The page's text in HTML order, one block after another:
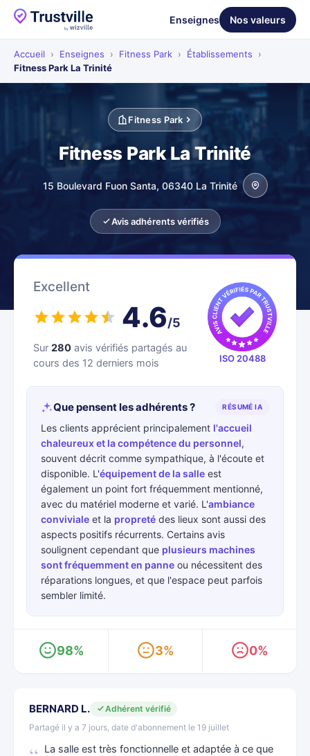
Enseignes Nos valeurs
Accueil › Enseignes › Fitness Park › Établissements
›
Fitness Park La Trinité
Fitness Park
Fitness Park La Trinité
15 Boulevard Fuon Santa, 06340 La Trinité
Avis adhérents vérifiés
Excellent
4.6/5
Sur 280 avis vérifiés partagés au
cours des 12 derniers mois
ISO 20488
Que pensent les adhérents ? RÉSUMÉ IA
Les clients apprécient principalement l'accueil
chaleureux et la compétence du personnel,
souvent décrit comme sympathique, à l'écoute et
disponible. L'équipement de la salle est
également un point fort fréquemment mentionné,
avec du matériel moderne et varié. L'ambiance
conviviale et la propreté des lieux sont aussi des
aspects positifs récurrents. Certains avis
soulignent cependant que plusieurs machines
sont fréquemment en panne ou nécessitent des
réparations longues, et que l'espace peut parfois
sembler limité.
98% 3% 0%
BERNARD L.
Adhérent vérifié
Partagé il y a 7 jours, date d'abonnement le 19 juillet
La salle est très fonctionnelle et adaptée à ce que